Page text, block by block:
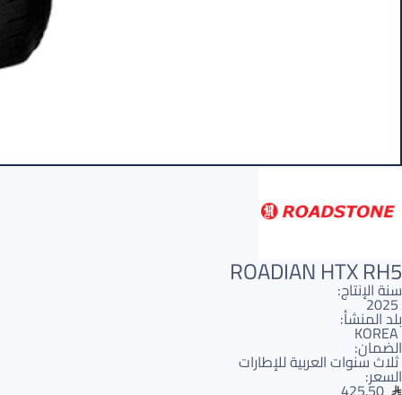
ROADIAN HTX RH5
سنة الإنتاج:
2025
بلد المنشأ:
KOREA
الضمان:
ثلاث سنوات العربية للإطارات
السعر: